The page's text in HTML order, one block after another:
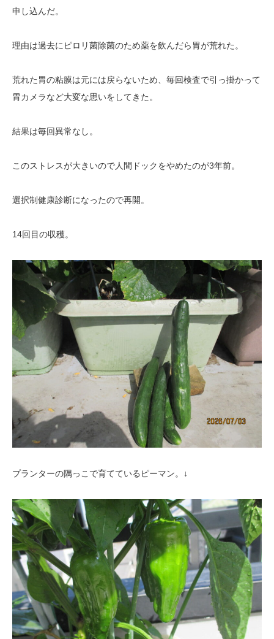
申し込んだ。
理由は過去にピロリ菌除菌のため薬を飲んだら胃が荒れた。
荒れた胃の粘膜は元には戻らないため、毎回検査で引っ掛かって
胃カメラなど大変な思いをしてきた。
結果は毎回異常なし。
このストレスが大きいので人間ドックをやめたのが3年前。
選択制健康診断になったので再開。
14回目の収穫。
プランターの隅っこで育てているピーマン。↓